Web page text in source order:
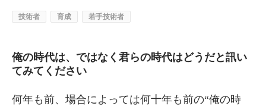
技術者 育成 若手技術者
俺の時代は、ではなく君らの時代はどうだと訊い
てみてください
何年も前、場合によっては何十年も前の“俺の時